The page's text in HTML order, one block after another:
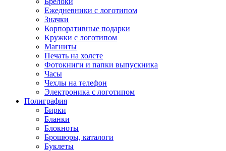
Ежедневники с логотипом
Значки
Корпоративные подарки
Кружки с логотипом
Магниты
Печать на холсте
Фотокниги и папки выпускника
Часы
Чехлы на телефон
Электроника с логотипом
Полиграфия
Бирки
Бланки
Блокноты
Брошюры, каталоги
Буклеты